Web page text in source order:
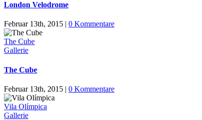
London Velodrome
Februar 13th, 2015 | 0 Kommentare
The Cube
Gallerie
The Cube
Februar 13th, 2015 | 0 Kommentare
Vila Olímpica
Gallerie